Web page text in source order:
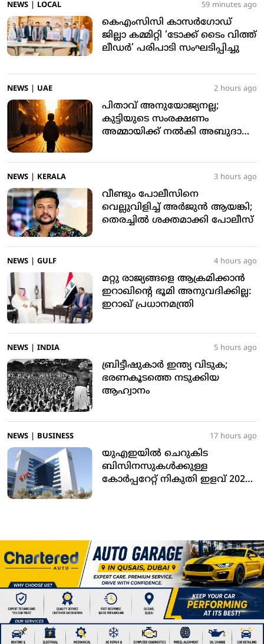
NEWS LOCAL 59 minutes ago
കെഎംസിസി കാസര്‍ഗോഡ്
ജില്ലാ കമ്മിറ്റി ‘ടോക്ക് ടൈം വിത്ത്
ലീഡര്‍’ പരിപാടി സംഘടിപ്പിച്ചു
NEWS UAE 2 hours ago
പിതാവ് അനുയോജ്യനല്ല;
കുട്ടിയുടെ സംരക്ഷണം
അമ്മായിക്ക് നല്‍കി അബുദാബി
NEWS KERALA 3 hours ago
വീണ്ടും പോലീസിനെ
വെല്ലുവിളിച്ച് അര്‍ജുന്‍ ആയങ്കി;
തെരച്ചില്‍ ശക്തമാക്കി പോലീസ്
NEWS GULF 4 hours ago
മറ്റു രാജ്യങ്ങളെ ആക്രമിക്കാന്‍
ഇറാഖിന്റെ ഭൂമി അനുവദിക്കില്ല:
ഇറാഖ് പ്രധാനമന്ത്രി
NEWS INDIA 5 hours ago
ബ്രിട്ടീഷുകാര്‍ ഇന്ത്യ വിടുക;
ഭരണകൂടത്തെ നടുക്കിയ
ആഹ്വാനം
NEWS BUSINESS 17 hours ago
യുഎഇയില്‍ ചെറുകിട
ബിസിനസുകള്‍ക്കുള്ള
കോര്‍പ്പറേറ്റ് നികുതി ഇളവ് 2029